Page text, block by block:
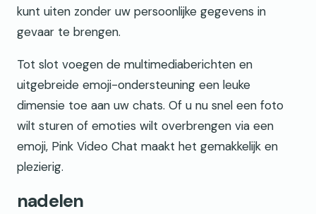
kunt uiten zonder uw persoonlijke gegevens in
gevaar te brengen.
Tot slot voegen de multimediaberichten en
uitgebreide emoji-ondersteuning een leuke
dimensie toe aan uw chats. Of u nu snel een foto
wilt sturen of emoties wilt overbrengen via een
emoji, Pink Video Chat maakt het gemakkelijk en
plezierig.
nadelen